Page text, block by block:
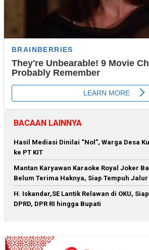
BACAAN LAINNYA
Hasil Mediasi Dinilai “Nol”, Warga Desa
ke PT KIT
Mantan Karyawan Karaoke Royal Joker
Belum Terima Haknya, Siap Tempuh Jalur
H. Iskandar,SE Lantik Relawan di OKU,
DPRD, DPR RI hingga Bupati